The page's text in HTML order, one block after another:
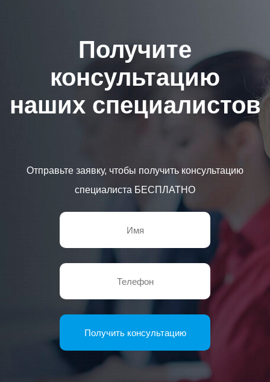
Получите
консультацию
наших специалистов
Отправьте заявку, чтобы получить консультацию
специалиста БЕСПЛАТНО